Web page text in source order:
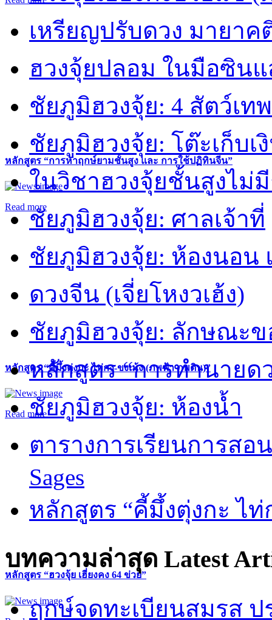
หลักสูตร “การหาฤกษ์ยามชั้นสูง และ การใช้ปฏิทินจีน”
Read more
หลักสูตร “คี้มึ้งตุ่งกะ ไท่กง-ขงเม้ง (ภพฟ้า ภพดิน)”
Read more
หลักสูตร “ฮวงจุ้ย เฮี่ยงคง 64 ข่วย”
เหรียญปรับดวง มายา
ฮวงจุ้ยปลอม ในมือซิน
ชัยภูมิฮวงจุ้ย: 4 สัตว์เทพ
ชัยภูมิฮวงจุ้ย: โต๊ะเก็บเ
ในวิชาฮวงจุ้ยชั้นสูงไม่
ชัยภูมิฮวงจุ้ย: ศาลเจ้าที่
ชัยภูมิฮวงจุ้ย: ห้องนอน
ดวงจีน (เจี่ยโหงวเฮ้ง)
ชัยภูมิฮวงจุ้ย: ลักษณะ
หลักสูตร “การทำนายด
ชัยภูมิฮวงจุ้ย: ห้องน้ำ
ตารางการเรียนการส
Sages
หลักสูตร “คี้มึ้งตุ่งกะ ไ
บทความล่าสุด Latest
ฤกษ์จดทะเบียนสมรส ป